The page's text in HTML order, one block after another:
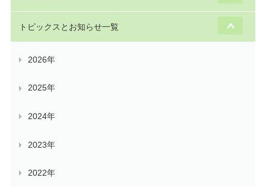
トピックスとお知らせ一覧
2026年
2025年
2024年
2023年
2022年